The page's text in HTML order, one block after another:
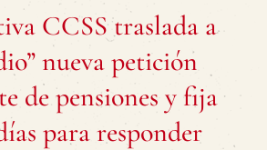
CCSS traslada a
nueva petición
de pensiones y fija
para responder